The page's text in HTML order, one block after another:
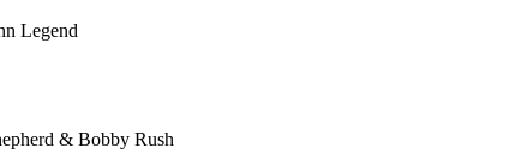
Means to Me (feat. Stevie Wonder) / John Legend
/ Kenny Wayne Shepherd & Bobby Rush